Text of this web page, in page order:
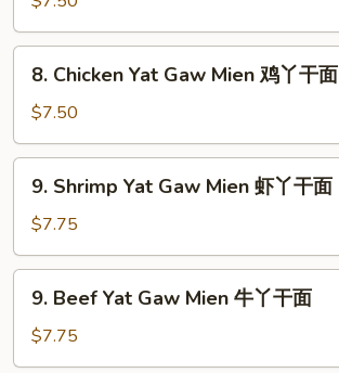
Gaw
Mien
干
Chicken
Yat
Gaw
Mien
面
8. Chicken Yat Gaw Mien 鸡丫干面
$7.50
Shrimp
Yat
Gaw
Mien
9. Shrimp Yat Gaw Mien 虾丫干面
$7.75
Beef
Yat
Gaw
9. Beef Yat Gaw Mien 牛丫干面
$7.75